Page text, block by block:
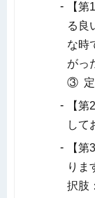
【
る良
な時
がっ
③ 定
【
して
【
りま
択